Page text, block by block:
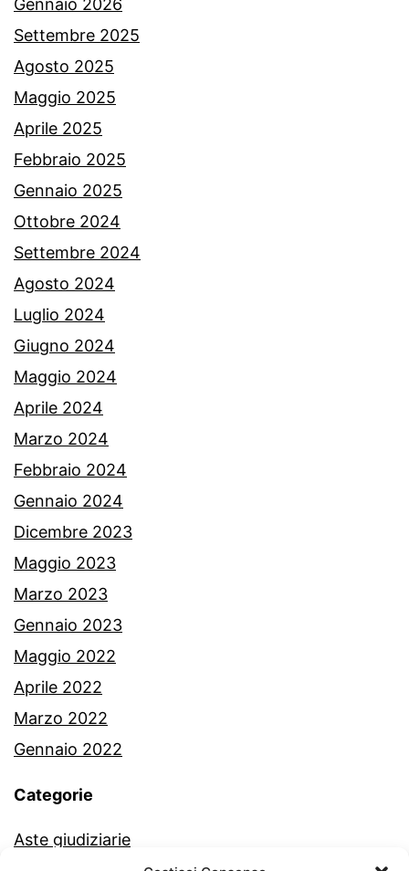
Gennaio 2026
Settembre 2025
Agosto 2025
Maggio 2025
Aprile 2025
Febbraio 2025
Gennaio 2025
Ottobre 2024
Settembre 2024
Agosto 2024
Luglio 2024
Giugno 2024
Maggio 2024
Aprile 2024
Marzo 2024
Febbraio 2024
Gennaio 2024
Dicembre 2023
Maggio 2023
Marzo 2023
Gennaio 2023
Maggio 2022
Aprile 2022
Marzo 2022
Gennaio 2022
Categorie
Aste giudiziarie